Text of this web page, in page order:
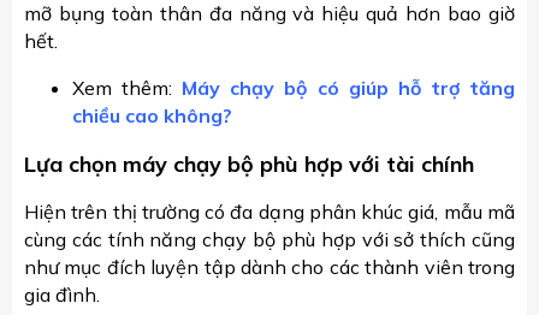
mỡ bụng toàn thân đa năng và hiệu quả hơn bao giờ
hết.
Xem thêm: Máy chạy bộ có giúp hỗ trợ tăng
chiều cao không?
Lựa chọn máy chạy bộ phù hợp với tài chính
Hiện trên thị trường có đa dạng phân khúc giá, mẫu mã
cùng các tính năng chạy bộ phù hợp với sở thích cũng
như mục đích luyện tập dành cho các thành viên trong
gia đình.